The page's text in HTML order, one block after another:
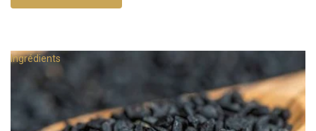
Ingrédients